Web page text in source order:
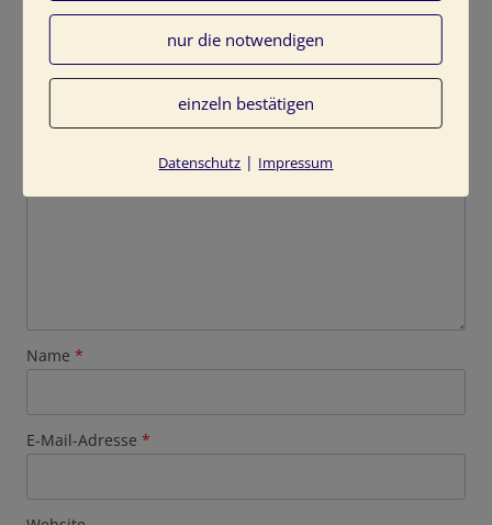
Schreibe einen Kommentar
Deine E-Mail-Adresse wird nicht veröffentlicht.
Erforderliche Felder sind mit*markiert
Name *
E-Mail-Adresse *
nur die notwendigen
einzeln bestätigen
Datenschutz | Impressum